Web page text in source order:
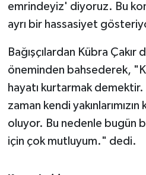
emrindeyiz' diyoruz. Bu
ayrı bir hassasiyet
Bağışçılardan Kübra Çakır
öneminden bahsederek,
hayatı kurtarmak
zaman kendi yakınlarımızın
oluyor. Bu nedenle bugün
için çok mutluyum." dedi.